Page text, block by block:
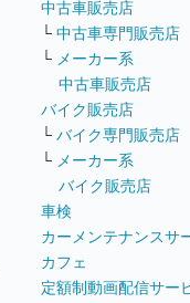
中古車販売店
└ 中古車専門販売店
└ メーカー系
中古車販売店
バイク販売店
└ バイク専門販売店
└ メーカー系
バイク販売店
車検
カーメンテナンスサ
カフェ
定額制動画配信サー